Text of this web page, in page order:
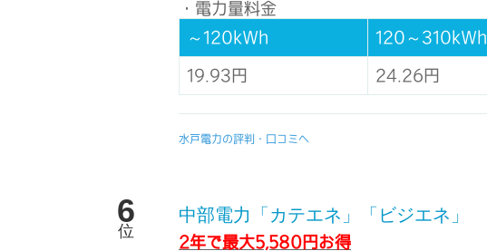
・電力量料金
～120kWh
120～310kWh
19.93円 24.26円
水戸電力の評判・口コミへ
6
位
中部電力「カテエネ」「ビジエネ」
2年で最大5,580円お得